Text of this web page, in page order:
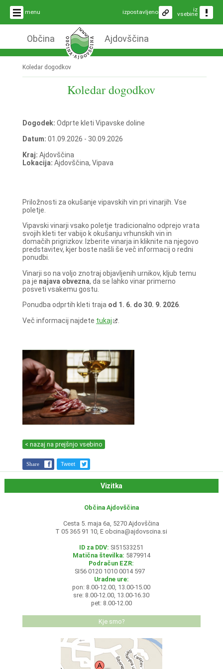
menu iz
vsebine
izpostavljeno
Občina Ajdovščina
Koledar dogodkov
Koledar dogodkov
Dogodek: Odprte kleti Vipavske doline
Datum: 01.09.2026 - 30.09.2026
Kraj: Ajdovščina
Lokacija: Ajdovščina, Vipava
Priložnosti za okušanje vipavskih vin pri vinarjih. Vse
poletje.
Vipavski vinarji vsako poletje tradicionalno odprejo vrata
svojih kleti ter vabijo k okušanju vrhunskih vin in
domačih prigrizkov. Izberite vinarja in kliknite na njegovo
predstavitev, kjer boste našli še več informacij o redni
ponudbi.
Vinarji so na voljo znotraj objavljenih urnikov, kljub temu
pa je najava obvezna, da se lahko vinar primerno
posveti vsakemu gostu.
Ponudba odprtih kleti traja od 1. 6. do 30. 9. 2026.
Več informacij najdete tukaj
< nazaj na prejšnjo vsebino
Share Tweet
Vizitka
Občina Ajdovščina
Cesta 5. maja 6a, 5270 Ajdovščina
T 05 365 91 10, E obcina@ajdovscina.si
ID za DDV: SI51533251
Matična številka: 5879914
Podračun EZR:
SI56 0120 1010 0014 597
Uradne ure:
pon: 8.00-12.00, 13.00-15.00
sre: 8.00-12.00, 13.00-16.30
pet: 8.00-12.00
Kje smo?